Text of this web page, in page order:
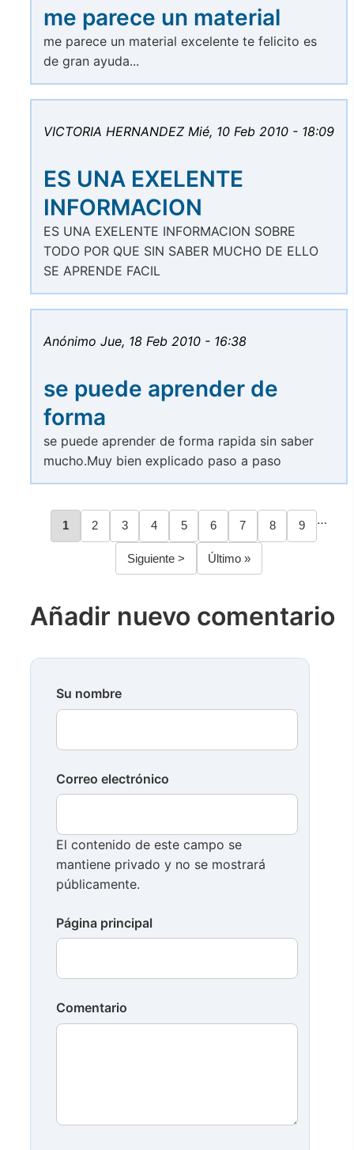
me parece un material
me parece un material excelente te felicito es
de gran ayuda...
VICTORIA HERNANDEZ Mié, 10 Feb 2010 - 18:09
ES UNA EXELENTE
INFORMACION
ES UNA EXELENTE INFORMACION SOBRE
TODO POR QUE SIN SABER MUCHO DE ELLO
SE APRENDE FACIL
Anónimo Jue, 18 Feb 2010 - 16:38
se puede aprender de
forma
se puede aprender de forma rapida sin saber
mucho.Muy bien explicado paso a paso
Paginación
Página
1 Página
2 Página
3 Página
4 Página
5 Página
6 Página
7 Página
8 Página
9 …
Siguiente
página
Siguiente >
Última
página
Último »
Añadir nuevo comentario
Su nombre
Correo electrónico
El contenido de este campo se
mantiene privado y no se mostrará
públicamente.
Página principal
Comentario